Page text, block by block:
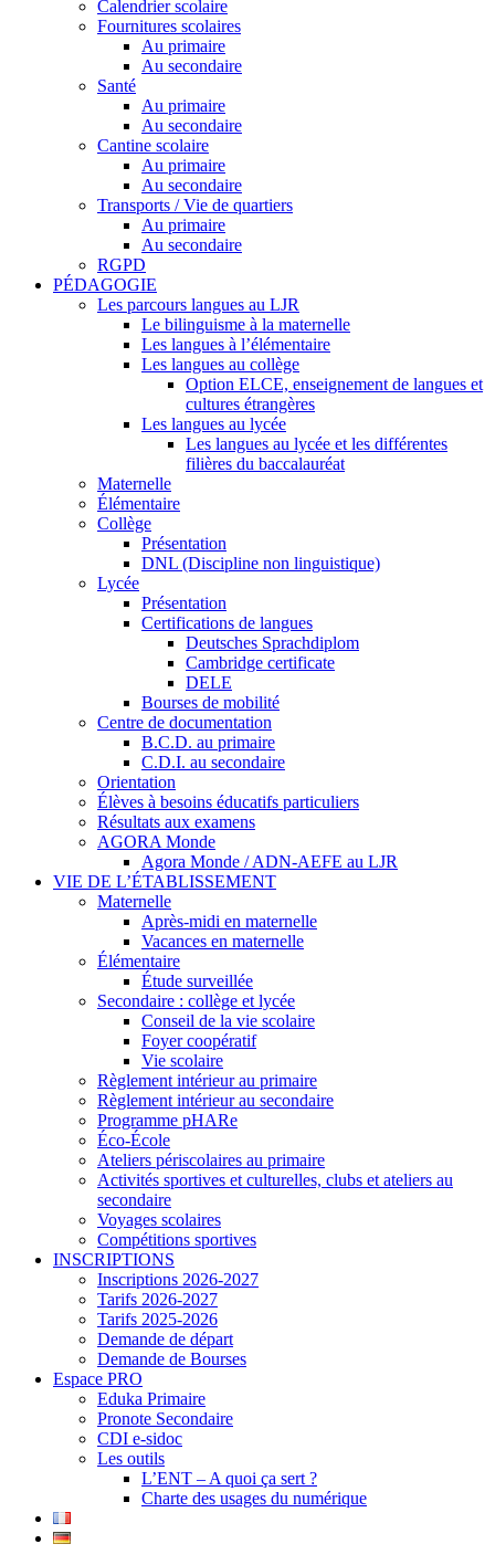
Calendrier scolaire
Fournitures scolaires
Au primaire
Au secondaire
Santé
Au primaire
Au secondaire
Cantine scolaire
Au primaire
Au secondaire
Transports / Vie de quartiers
Au primaire
Au secondaire
RGPD
PÉDAGOGIE
Les parcours langues au LJR
Le bilinguisme à la maternelle
Les langues à l’élémentaire
Les langues au collège
Option ELCE, enseignement de langues et
cultures étrangères
Les langues au lycée
Les langues au lycée et les différentes
filières du baccalauréat
Maternelle
Élémentaire
Collège
Présentation
DNL (Discipline non linguistique)
Lycée
Présentation
Certifications de langues
Deutsches Sprachdiplom
Cambridge certificate
DELE
Bourses de mobilité
Centre de documentation
B.C.D. au primaire
C.D.I. au secondaire
Orientation
Élèves à besoins éducatifs particuliers
Résultats aux examens
AGORA Monde
Agora Monde / ADN-AEFE au LJR
VIE DE L’ÉTABLISSEMENT
Maternelle
Après-midi en maternelle
Vacances en maternelle
Élémentaire
Étude surveillée
Secondaire : collège et lycée
Conseil de la vie scolaire
Foyer coopératif
Vie scolaire
Règlement intérieur au primaire
Règlement intérieur au secondaire
Programme pHARe
Éco-École
Ateliers périscolaires au primaire
Activités sportives et culturelles, clubs et ateliers au
secondaire
Voyages scolaires
Compétitions sportives
INSCRIPTIONS
Inscriptions 2026-2027
Tarifs 2026-2027
Tarifs 2025-2026
Demande de départ
Demande de Bourses
Espace PRO
Eduka Primaire
Pronote Secondaire
CDI e-sidoc
Les outils
L’ENT – A quoi ça sert ?
Charte des usages du numérique